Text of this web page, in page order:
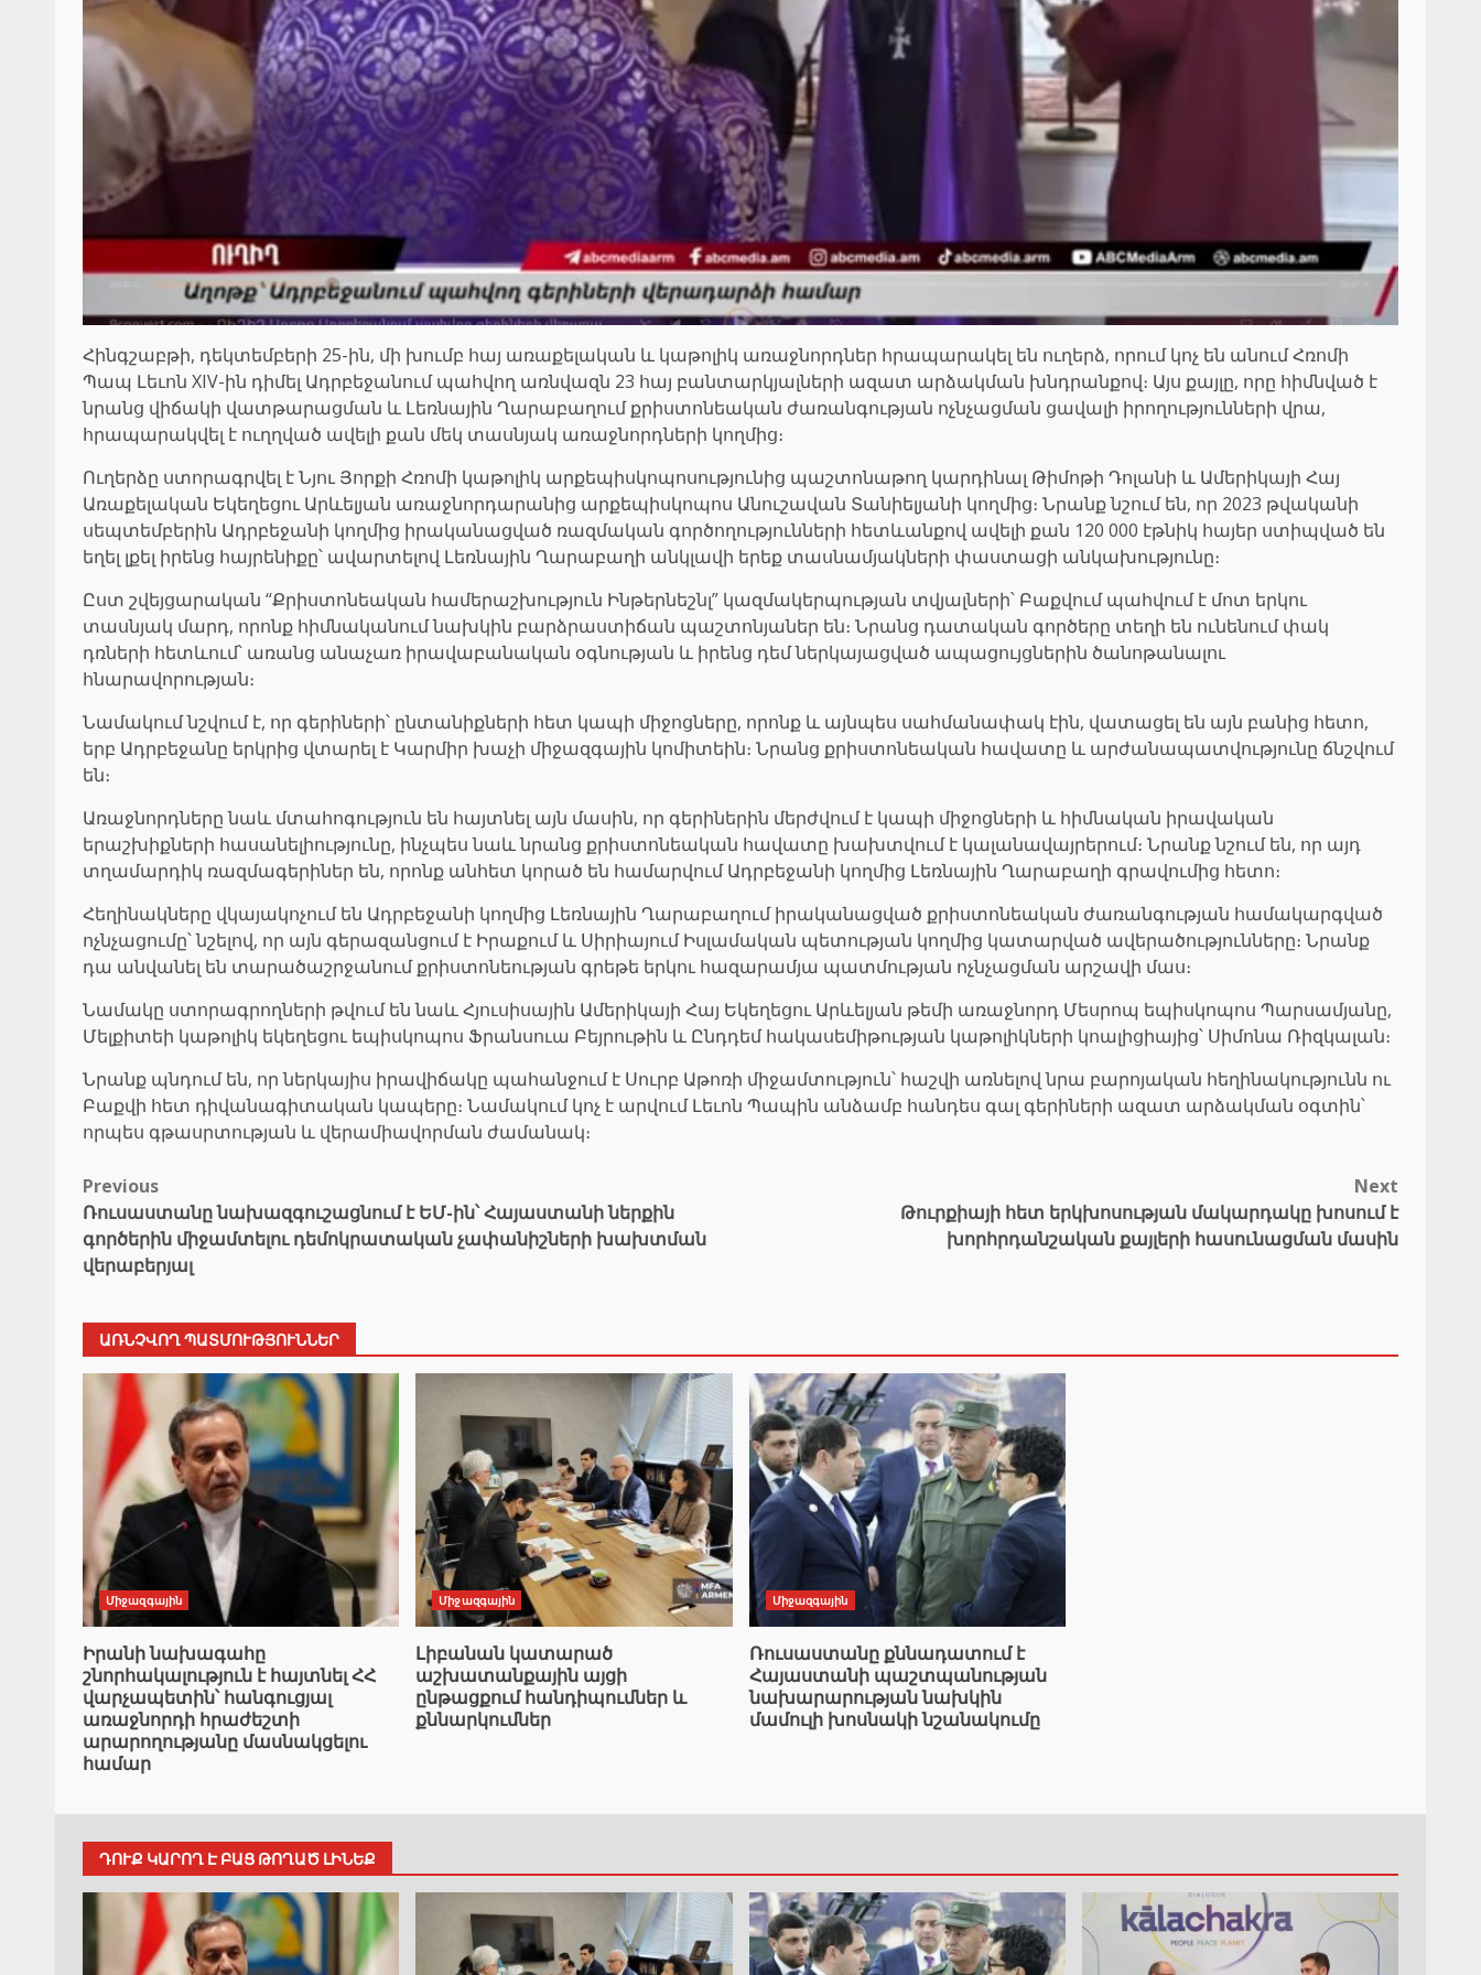
Հինգշաբթի, դեկտեմբերի 25-ին, մի խումբ հայ առաքելական և կաթոլիկ առաջնորդներ հրապարակել են ուղերձ, որում կոչ են անում Հռոմի
Պապ Լեւոն XIV-ին դիմել Ադրբեջանում պահվող առնվազն 23 հայ բանտարկյալների ազատ արձակման խնդրանքով։ Այս քայլը, որը հիմնված է
նրանց վիճակի վատթարացման և Լեռնային Ղարաբաղում քրիստոնեական ժառանգության ոչնչացման ցավալի իրողությունների վրա,
հրապարակվել է ուղղված ավելի քան մեկ տասնյակ առաջնորդների կողմից։
Ուղերձը ստորագրվել է Նյու Յորքի Հռոմի կաթոլիկ արքեպիսկոպոսությունից պաշտոնաթող կարդինալ Թիմոթի Դոլանի և Ամերիկայի Հայ
Առաքելական Եկեղեցու Արևելյան առաջնորդարանից արքեպիսկոպոս Անուշավան Տանիելյանի կողմից։ Նրանք նշում են, որ 2023 թվականի
սեպտեմբերին Ադրբեջանի կողմից իրականացված ռազմական գործողությունների հետևանքով ավելի քան 120 000 էթնիկ հայեր ստիպված են
եղել լքել իրենց հայրենիքը՝ ավարտելով Լեռնային Ղարաբաղի անկլավի երեք տասնամյակների փաստացի անկախությունը։
Ըստ շվեյցարական “Քրիստոնեական համերաշխություն Ինթերնեշնլ” կազմակերպության տվյալների՝ Բաքվում պահվում է մոտ երկու
տասնյակ մարդ, որոնք հիմնականում նախկին բարձրաստիճան պաշտոնյաներ են։ Նրանց դատական գործերը տեղի են ունենում փակ
դռների հետևում՝ առանց անաչառ իրավաբանական օգնության և իրենց դեմ ներկայացված ապացույցներին ծանոթանալու
հնարավորության։
Նամակում նշվում է, որ գերիների՝ ընտանիքների հետ կապի միջոցները, որոնք և այնպես սահմանափակ էին, վատացել են այն բանից հետո,
երբ Ադրբեջանը երկրից վտարել է Կարմիր խաչի միջազգային կոմիտեին։ Նրանց քրիստոնեական հավատը և արժանապատվությունը ճնշվում
են։
Առաջնորդները նաև մտահոգություն են հայտնել այն մասին, որ գերիներին մերժվում է կապի միջոցների և հիմնական իրավական
երաշխիքների հասանելիությունը, ինչպես նաև նրանց քրիստոնեական հավատը խախտվում է կալանավայրերում։ Նրանք նշում են, որ այդ
տղամարդիկ ռազմագերիներ են, որոնք անհետ կորած են համարվում Ադրբեջանի կողմից Լեռնային Ղարաբաղի գրավումից հետո։
Հեղինակները վկայակոչում են Ադրբեջանի կողմից Լեռնային Ղարաբաղում իրականացված քրիստոնեական ժառանգության համակարգված
ոչնչացումը՝ նշելով, որ այն գերազանցում է Իրաքում և Սիրիայում Իսլամական պետության կողմից կատարված ավերածությունները։ Նրանք
դա անվանել են տարածաշրջանում քրիստոնեության գրեթե երկու հազարամյա պատմության ոչնչացման արշավի մաս։
Նամակը ստորագրողների թվում են նաև Հյուսիսային Ամերիկայի Հայ Եկեղեցու Արևելյան թեմի առաջնորդ Մեսրոպ եպիսկոպոս Պարսամյանը,
Մելքիտեի կաթոլիկ եկեղեցու եպիսկոպոս Ֆրանսուա Բեյրութին և Ընդդեմ հակասեմիթության կաթոլիկների կոալիցիայից՝ Սիմոնա Ռիզկալան։
Նրանք պնդում են, որ ներկայիս իրավիճակը պահանջում է Սուրբ Աթոռի միջամտություն՝ հաշվի առնելով նրա բարոյական հեղինակությունն ու
Բաքվի հետ դիվանագիտական կապերը։ Նամակում կոչ է արվում Լեւոն Պապին անձամբ հանդես գալ գերիների ազատ արձակման օգտին՝
որպես գթասրտության և վերամիավորման ժամանակ։
Post
navigation
Previous
Ռուսաստանը նախազգուշացնում է ԵՄ-ին՝ Հայաստանի ներքին
գործերին միջամտելու դեմոկրատական չափանիշների խախտման
վերաբերյալ
Next
Թուրքիայի հետ երկխոսության մակարդակը խոսում է
խորհրդանշական քայլերի հասունացման մասին
ԱՌՆՉՎՈՂ ՊԱՏՄՈՒԹՅՈՒՆՆԵՐ
Միջազգային
Իրանի նախագահը
շնորհակալություն է հայտնել ՀՀ
վարչապետին՝ հանգուցյալ
առաջնորդի հրաժեշտի
արարողությանը մասնակցելու
համար
Միջազգային
Լիբանան կատարած
աշխատանքային այցի
ընթացքում հանդիպումներ և
քննարկումներ
Միջազգային
Ռուսաստանը քննադատում է
Հայաստանի պաշտպանության
նախարարության նախկին
մամուլի խոսնակի նշանակումը
ԴՈՒՔ ԿԱՐՈՂ Է ԲԱՑ ԹՈՂԱԾ ԼԻՆԵՔ